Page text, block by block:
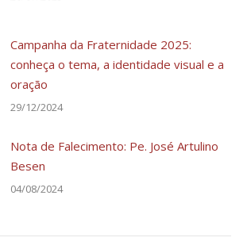
Campanha da Fraternidade 2025:
conheça o tema, a identidade visual e a
oração
29/12/2024
Nota de Falecimento: Pe. José Artulino
Besen
04/08/2024